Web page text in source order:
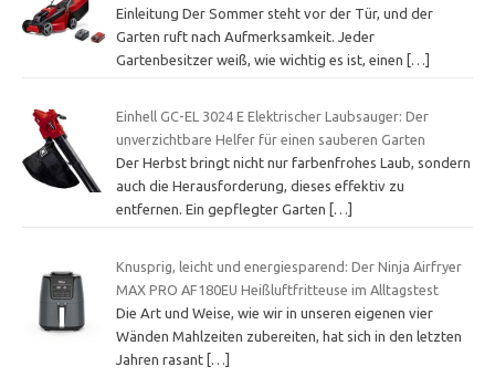
Einleitung Der Sommer steht vor der Tür, und der
Garten ruft nach Aufmerksamkeit. Jeder
Gartenbesitzer weiß, wie wichtig es ist, einen […]
Einhell GC-EL 3024 E Elektrischer Laubsauger: Der
unverzichtbare Helfer für einen sauberen Garten
Der Herbst bringt nicht nur farbenfrohes Laub, sondern
auch die Herausforderung, dieses effektiv zu
entfernen. Ein gepflegter Garten
[…]
Knusprig, leicht und energiesparend: Der Ninja Airfryer
MAX PRO AF180EU Heißluftfritteuse im Alltagstest
Die Art und Weise, wie wir in unseren eigenen vier
Wänden Mahlzeiten zubereiten, hat sich in den letzten
Jahren rasant […]